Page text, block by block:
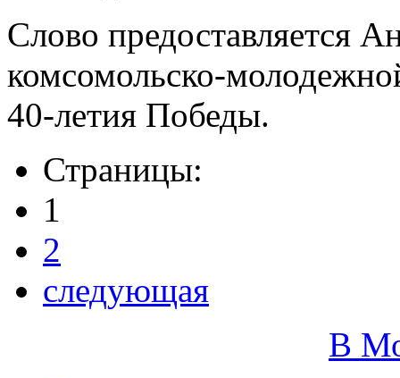
Слово предоставляется
комсомольско-
40-летия Победы.
Страницы:
1
2
следующая
В